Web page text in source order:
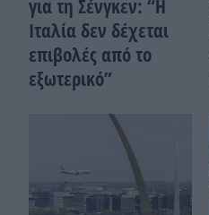
για τη Σένγκεν: “Η
Ιταλία δεν δέχεται
επιβολές από το
εξωτερικό”